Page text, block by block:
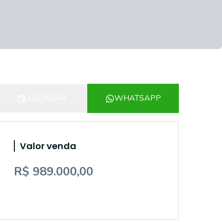
WHATSAPP
Valor venda
R$ 989.000,00